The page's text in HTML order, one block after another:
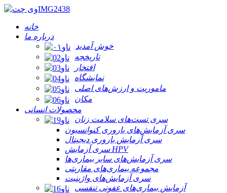
خانه
درباره ما
خوش آمدید
تاریخچه
افتخار
نمایشگاه
ماموریت و ارزش‌های اصلی
مکان
محصولات انسانی
سری تست‌های سلامت زنان
سری آزمایش‌های باروری کنوانسیون
سری آزمایش باروری دیجیتال
سری آزمایش HPV
سری آزمایش‌های سایر بیماری‌ها
مجموعه بیماری‌های مقاربتی
سری آزمایش‌های واژینیت
آزمایش بیماری‌های عفونی تنفسی